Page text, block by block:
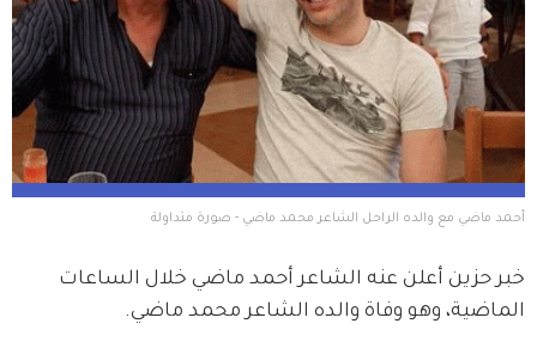
أحمد ماضي مع والده الراحل الشاعر محمد ماضي - صورة متداولة
خبر حزين أعلن عنه الشاعر أحمد ماضي خلال الساعات
الماضية، وهو وفاة والده الشاعر محمد ماضي.